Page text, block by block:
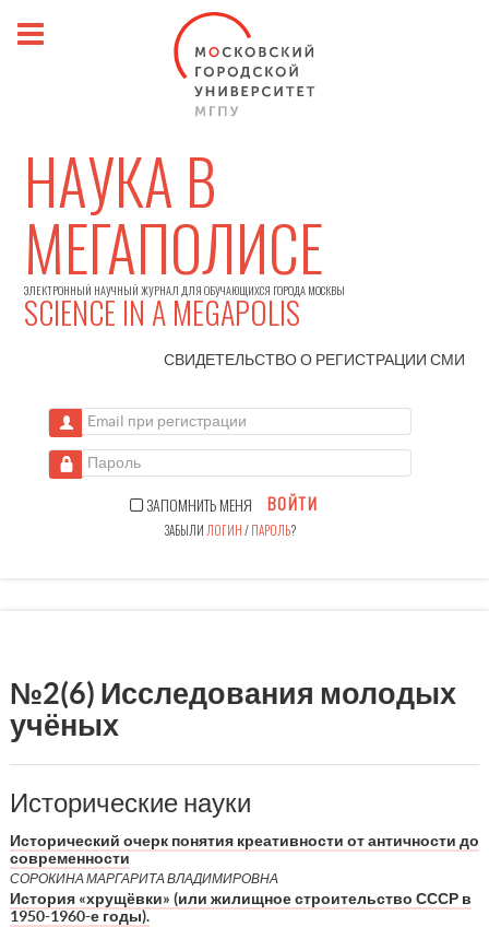
НАУКА В
МЕГАПОЛИСЕ
ЭЛЕКТРОННЫЙ НАУЧНЫЙ ЖУРНАЛ ДЛЯ ОБУЧАЮЩИХСЯ ГОРОДА МОСКВЫ
SCIENCE IN A MEGAPOLIS
СВИДЕТЕЛЬСТВО О РЕГИСТРАЦИИСМИ
Email при регистрации
Пароль
ЗАПОМНИТЬ МЕНЯ ВОЙТИ
ЗАБЫЛИ ЛОГИН/ПАРОЛЬ?
№2(6) Исследования молодых
учёных
Исторические науки
Исторический очерк понятия креативности от античности до
современности
СОРОКИНА МАРГАРИТА ВЛАДИМИРОВНА
История «хрущёвки» (или жилищное строительство СССР в
1950-1960-е годы).